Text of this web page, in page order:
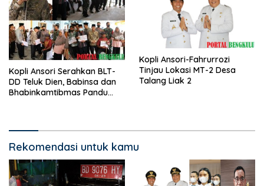
Kopli Ansori Serahkan BLT-
DD Teluk Dien, Babinsa dan
Bhabinkamtibmas Pandu
Kopli Ansori-Fahrurrozi
Tinjau Lokasi MT-2 Desa
Talang Liak 2
Rekomendasi untuk kamu